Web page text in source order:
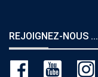
REJOIGNEZ-NOUS ...